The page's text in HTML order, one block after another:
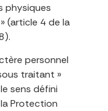
physiques
(article 4 de la
personnel
traitant »
sens défini
Protection